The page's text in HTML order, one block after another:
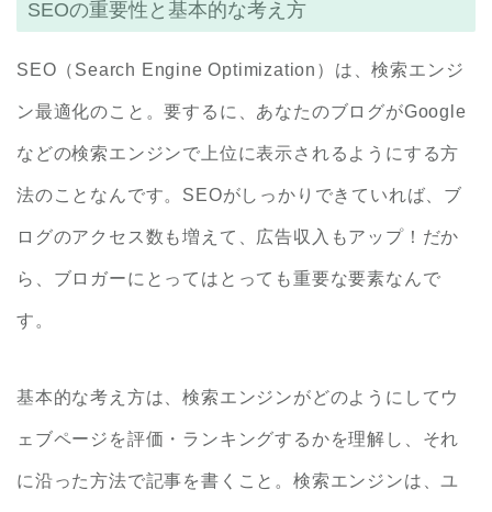
SEOの重要性と基本的な考え方
SEO（Search Engine Optimization）は、検索エンジ
ン最適化のこと。要するに、あなたのブログがGoogle
などの検索エンジンで上位に表示されるようにする方
法のことなんです。SEOがしっかりできていれば、ブ
ログのアクセス数も増えて、広告収入もアップ！だか
ら、ブロガーにとってはとっても重要な要素なんで
す。
基本的な考え方は、検索エンジンがどのようにしてウ
ェブページを評価・ランキングするかを理解し、それ
に沿った方法で記事を書くこと。検索エンジンは、ユ